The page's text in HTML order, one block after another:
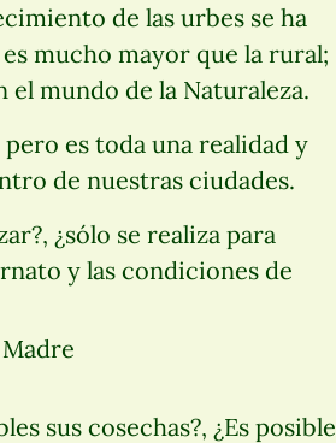
de las urbes se ha
mucho mayor que la rural;
mundo de la Naturaleza.
es toda una realidad y
de nuestras ciudades.
¿sólo se realiza para
y las condiciones de
sus cosechas?, ¿Es posible